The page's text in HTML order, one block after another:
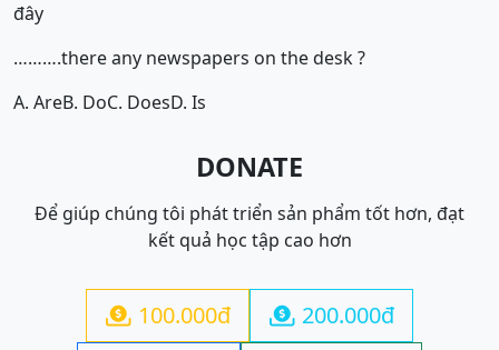
đây
……….there any newspapers on the desk ?
A. AreB. DoC. DoesD. Is
DONATE
Để giúp chúng tôi phát triển sản phẩm tốt hơn, đạt
kết quả học tập cao hơn
 100.000đ  200.000đ